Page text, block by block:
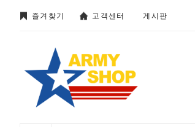
즐겨찾기 고객센터 게시판